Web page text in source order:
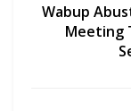
Wabup
Meeting